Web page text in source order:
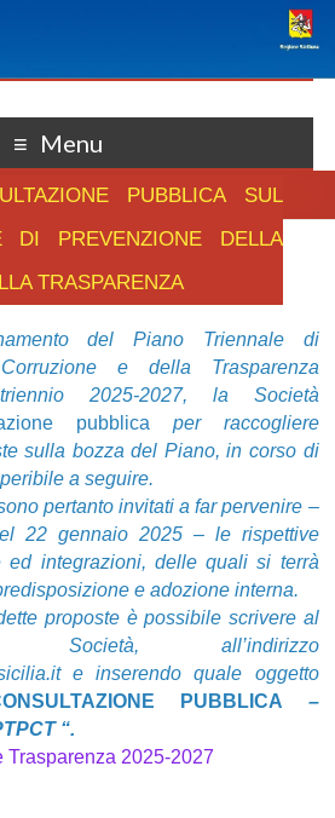
Menu
PUBBLICA SUL
DI PREVENZIONE DELLA
TRASPARENZA
del Piano Triennale di
e della Trasparenza
2025-2027, la Società
pubblica per raccogliere
sulla bozza del Piano, in corso di
a seguire.
pertanto invitati a far pervenire –
22 gennaio 2025 – le rispettive
ed integrazioni, delle quali si terrà
e adozione interna.
proposte è possibile scrivere al
all’indirizzo
e
inserendo quale oggetto
PUBBLICA –
“.
Trasparenza 2025-2027